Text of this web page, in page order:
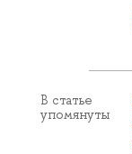
В статье
упомянуты